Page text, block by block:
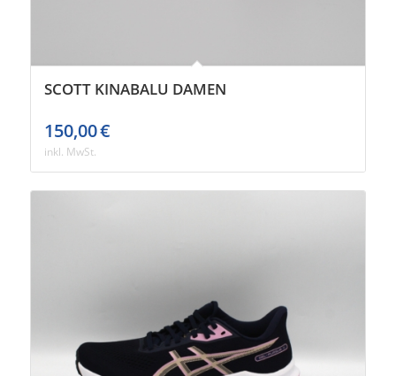
SCOTT KINABALU DAMEN
150,00€
inkl. MwSt.